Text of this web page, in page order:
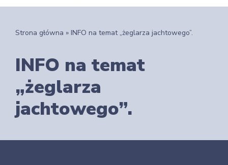
Strona główna » INFO na temat „żeglarza jachtowego”.
INFO na temat
„żeglarza
jachtowego”.